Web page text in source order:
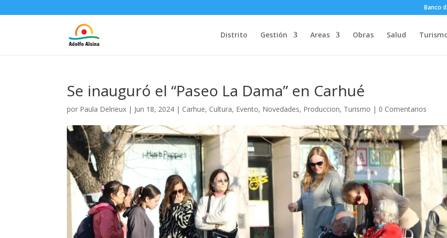
Banco
Distrito Gestión Areas Obras Salud
Se inauguró el “Paseo La Dama” en Carhué
por Paula Delrieux | Jun 18, 2024 | Carhue, Cultura, Evento, Novedades, Produccion, Turismo | 0 Comentarios